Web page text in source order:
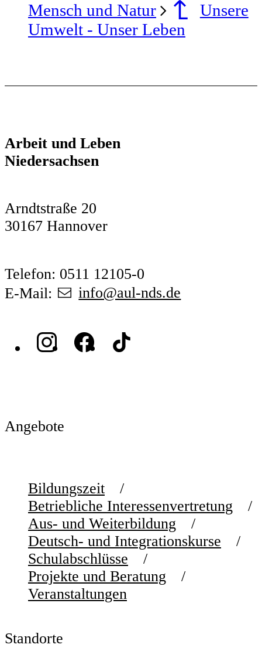
Mensch und Natur
Unsere
Umwelt - Unser Leben
Arbeit und Leben
Niedersachsen
Arndtstraße 20
30167 Hannover
Telefon: 0511 12105-0
E-Mail:
info@aul-nds.de
Angebote
Bildungszeit
Betriebliche Interessenvertretung
Aus- und Weiterbildung
Deutsch- und Integrationskurse
Schulabschlüsse
Projekte und Beratung
Veranstaltungen
Standorte